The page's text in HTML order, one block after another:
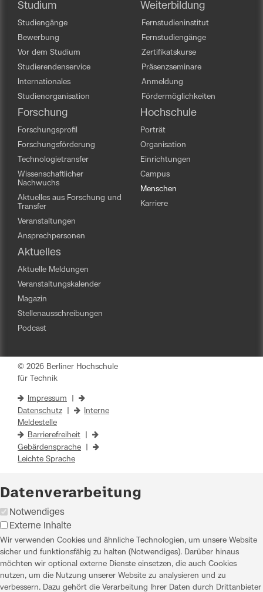
Studium
Studiengänge
Bewerbung
Vor dem Studium
Studierendenservice
Internationales
Studienorganisation
Weiterbildung
Fernstudieninstitut
Fernstudiengänge
Zertifikatskurse
Präsenzseminare
Anmeldung
Fördermöglichkeiten
Forschung
Forschungsprofil
Forschungsförderung
Technologietransfer
Wissenschaftlicher
Nachwuchs
Aktuelles aus Forschung und
Transfer
Veranstaltungen
Ansprechpersonen
Hochschule
Porträt
Organisation
Einrichtungen
Campus
Menschen
Karriere
Aktuelles
Aktuelle Meldungen
Veranstaltungskalender
Magazin
Stellenausschreibungen
Podcast
© 2026 Berliner Hochschule
für Technik
Impressum
Datenschutz
Interne
Meldestelle
Barrierefreiheit
Gebärdensprache
Leichte Sprache
Datenverarbeitung
Notwendiges
Externe Inhalte
Wir verwenden Cookies und ähnliche Technologien, um unsere Website
sicher und funktionsfähig zu halten (Notwendiges). Darüber hinaus
möchten wir optional externe Dienste einsetzen, die auch Cookies
nutzen, um die Nutzung unserer Website zu analysieren und zu
verbessern. Dazu gehört die Verarbeitung Ihrer Daten durch Drittanbieter